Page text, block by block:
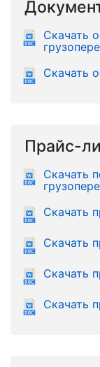
Скачать
Скачать
Прайс-
Скачать
Скачать
Скачать
Скачать
Скачать